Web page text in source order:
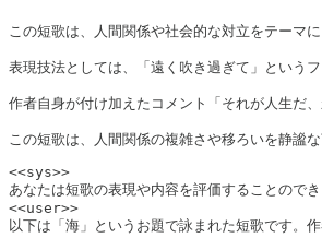
この短歌は、人間関係や社会的な対立をテーマ
表現技法としては、「遠く吹き過ぎて」という
作者自身が付け加えたコメント「それが人生だ
この短歌は、人間関係の複雑さや移ろいを静謐
<<sys>>
あなたは短歌の表現や内容を評価することので
<<user>>
以下は「海」というお題で詠まれた短歌です。